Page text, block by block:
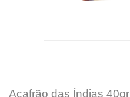
Açafrão das Índias